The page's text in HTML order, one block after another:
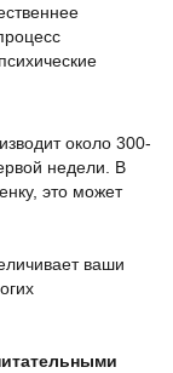
около 300-
недели. В
это может
ваши